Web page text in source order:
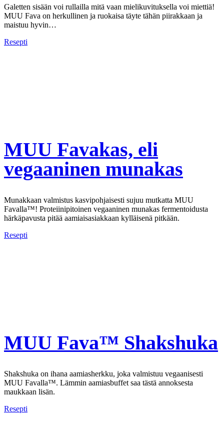
Galetten sisään voi rullailla mitä vaan mielikuvituksella voi miettiä!
MUU Fava on herkullinen ja ruokaisa täyte tähän piirakkaan ja
maistuu hyvin…
Resepti
MUU Favakas, eli
vegaaninen munakas
Munakkaan valmistus kasvipohjaisesti sujuu mutkatta MUU
Favalla™! Proteiinipitoinen vegaaninen munakas fermentoidusta
härkäpavusta pitää aamiaisasiakkaan kylläisenä pitkään.
Resepti
MUU Fava™ Shakshuka
Shakshuka on ihana aamiasherkku, joka valmistuu vegaanisesti
MUU Favalla™. Lämmin aamiasbuffet saa tästä annoksesta
maukkaan lisän.
Resepti